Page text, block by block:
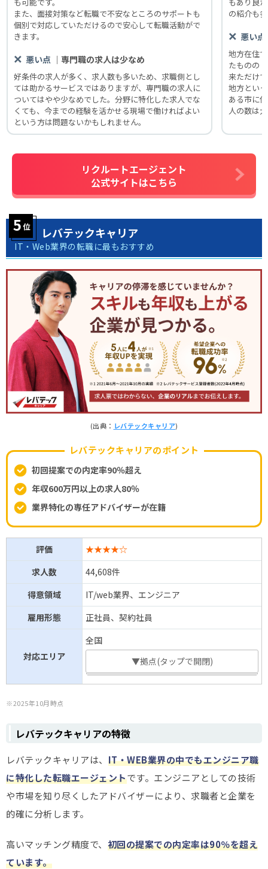
も可能です。
また、面接対策など転職で不安なところのサポートも
個別で対応していただけるので安心して転職活動がで
きます。
悪い点 ｜専門職の求人は少なめ
好条件の求人が多く、求人数も多いため、求職側とし
ては助かるサービスではありますが、専門職の求人に
ついてはやや少なめでした。分野に特化した求人でな
くても、今までの経験を活かせる現場で働ければよい
という方は問題ないかもしれません。
もあり良
の紹介も
悪い点
地方在住
たものの
来ただけ
地方とい
ある市に
人の数は
リクルートエージェント
公式サイトはこちら
レバテックキャリア
IT・Web業界の転職に最もおすすめ
(出典： レバテックキャリア)
レバテックキャリアのポイント
初回提案での内定率90％超え
年収600万円以上の求人80％
業界特化の専任アドバイザーが在籍
評価
★★★★☆
求人数
44,608件
得意領域
IT/web業界、エンジニア
雇用形態
正社員、契約社員
対応エリア
全国
▼拠点(タップで開閉)
※2025年10月時点
レバテックキャリアの特徴
レバテックキャリアは、 IT・WEB業界の中でもエンジニア職
に特化した転職エージェントです。エンジニアとしての技術
や市場を知り尽くしたアドバイザーにより、求職者と企業を
的確に分析します。
高いマッチング精度で、 初回の提案での内定率は90％を超え
ています。